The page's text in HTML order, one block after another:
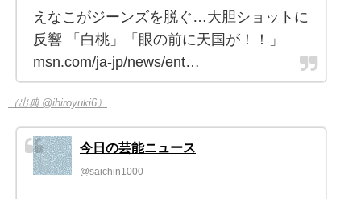
えなこがジーンズを脱ぐ…大胆ショットに
反響 「白桃」「眼の前に天国が！！」
msn.com/ja-jp/news/ent…
（出典 @ihiroyuki6）
今日の芸能ニュース
@saichin1000